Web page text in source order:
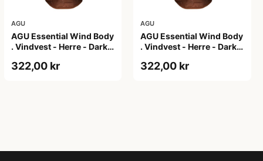
AGU
AGU Essential Wind Body
. Vindvest - Herre - Dark
322,00 kr
AGU
AGU Essential Wind Body
. Vindvest - Herre - Dark
322,00 kr